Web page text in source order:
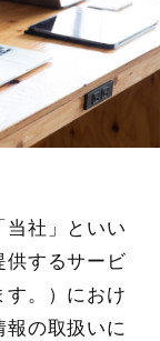
社」といい
供するサービ
す。）におけ
報の取扱いに